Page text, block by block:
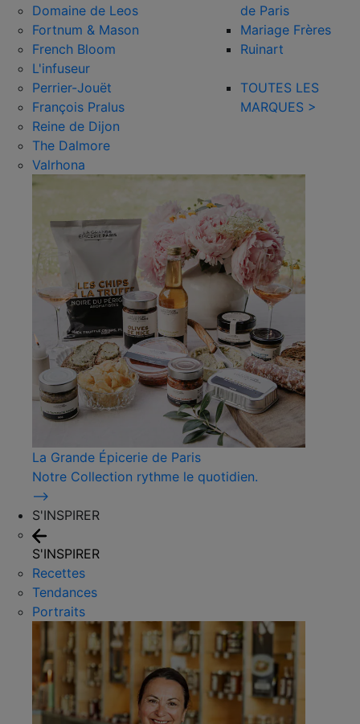
Domaine de Leos
Fortnum & Mason
French Bloom
L'infuseur
Perrier-Jouët
François Pralus
Reine de Dijon
The Dalmore
Valrhona
de Paris
Mariage Frères
Ruinart
TOUTES LES
MARQUES >
La Grande Épicerie de Paris
Notre Collection rythme le quotidien.
⟶
S'INSPIRER
S'INSPIRER
Recettes
Tendances
Portraits